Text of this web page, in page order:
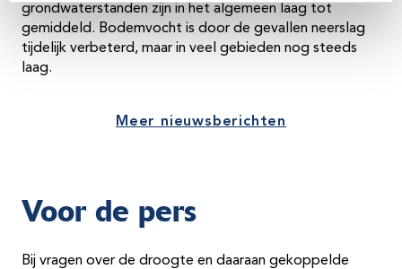
grondwaterstanden zijn in het algemeen laag tot
gemiddeld. Bodemvocht is door de gevallen neerslag
tijdelijk verbeterd, maar in veel gebieden nog steeds
laag.
Meer nieuwsberichten
Voor de pers
Bij vragen over de droogte en daaraan gekoppelde